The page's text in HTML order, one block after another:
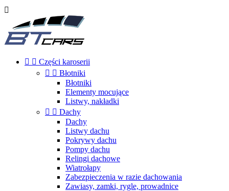

  Części karoserii
  Błotniki
Błotniki
Elementy mocujące
Listwy, nakładki
  Dachy
Dachy
Listwy dachu
Pokrywy dachu
Pompy dachu
Relingi dachowe
Wiatrołapy
Zabezpieczenia w razie dachowania
Zawiasy, zamki, rygle, prowadnice